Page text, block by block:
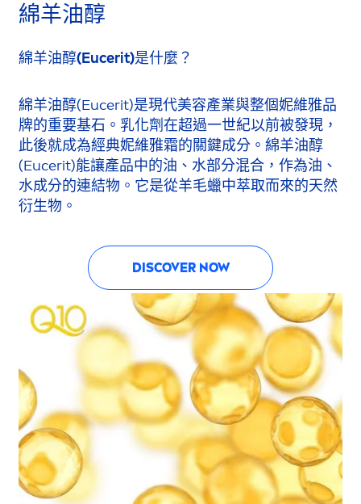
綿羊油醇
綿羊油醇(Eucerit)是什麼？
綿羊油醇(Eucerit)是現代美容產業與整個妮維雅品
牌的重要基石。乳化劑在超過一世紀以前被發現，
此後就成為經典妮維雅霜的關鍵成分。綿羊油醇
(Eucerit)能讓產品中的油、水部分混合，作為油、
水成分的連結物。它是從羊毛蠟中萃取而來的天然
衍生物。
DISCOVER NOW